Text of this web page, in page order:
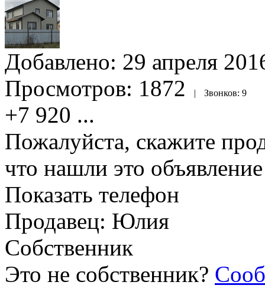
Добавлено: 29 апреля
Просмотров: 1872 | Звонков: 9
+7 920 ...
Пожалуйста, скажите
что нашли это
Показать телефон
Продавец: Юлия
Собственник
Это не собственник?